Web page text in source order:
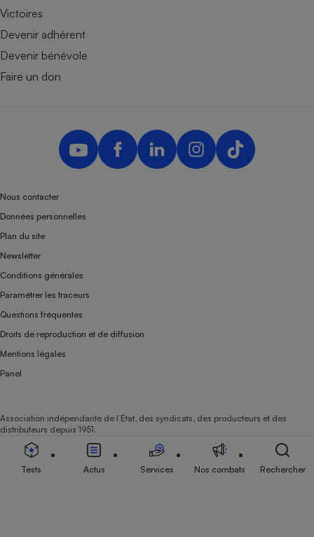
Victoires
Devenir adhérent
Devenir bénévole
Faire un don
Nous contacter
Données personnelles
Plan du site
Newsletter
Conditions générales
Paramétrer les traceurs
Questions fréquentes
Droits de reproduction et de diffusion
Mentions légales
Panel
Association indépendante de l’État, des syndicats, des producteurs et des
distributeurs depuis 1951.
Tests Actus Services Nos combats Rechercher